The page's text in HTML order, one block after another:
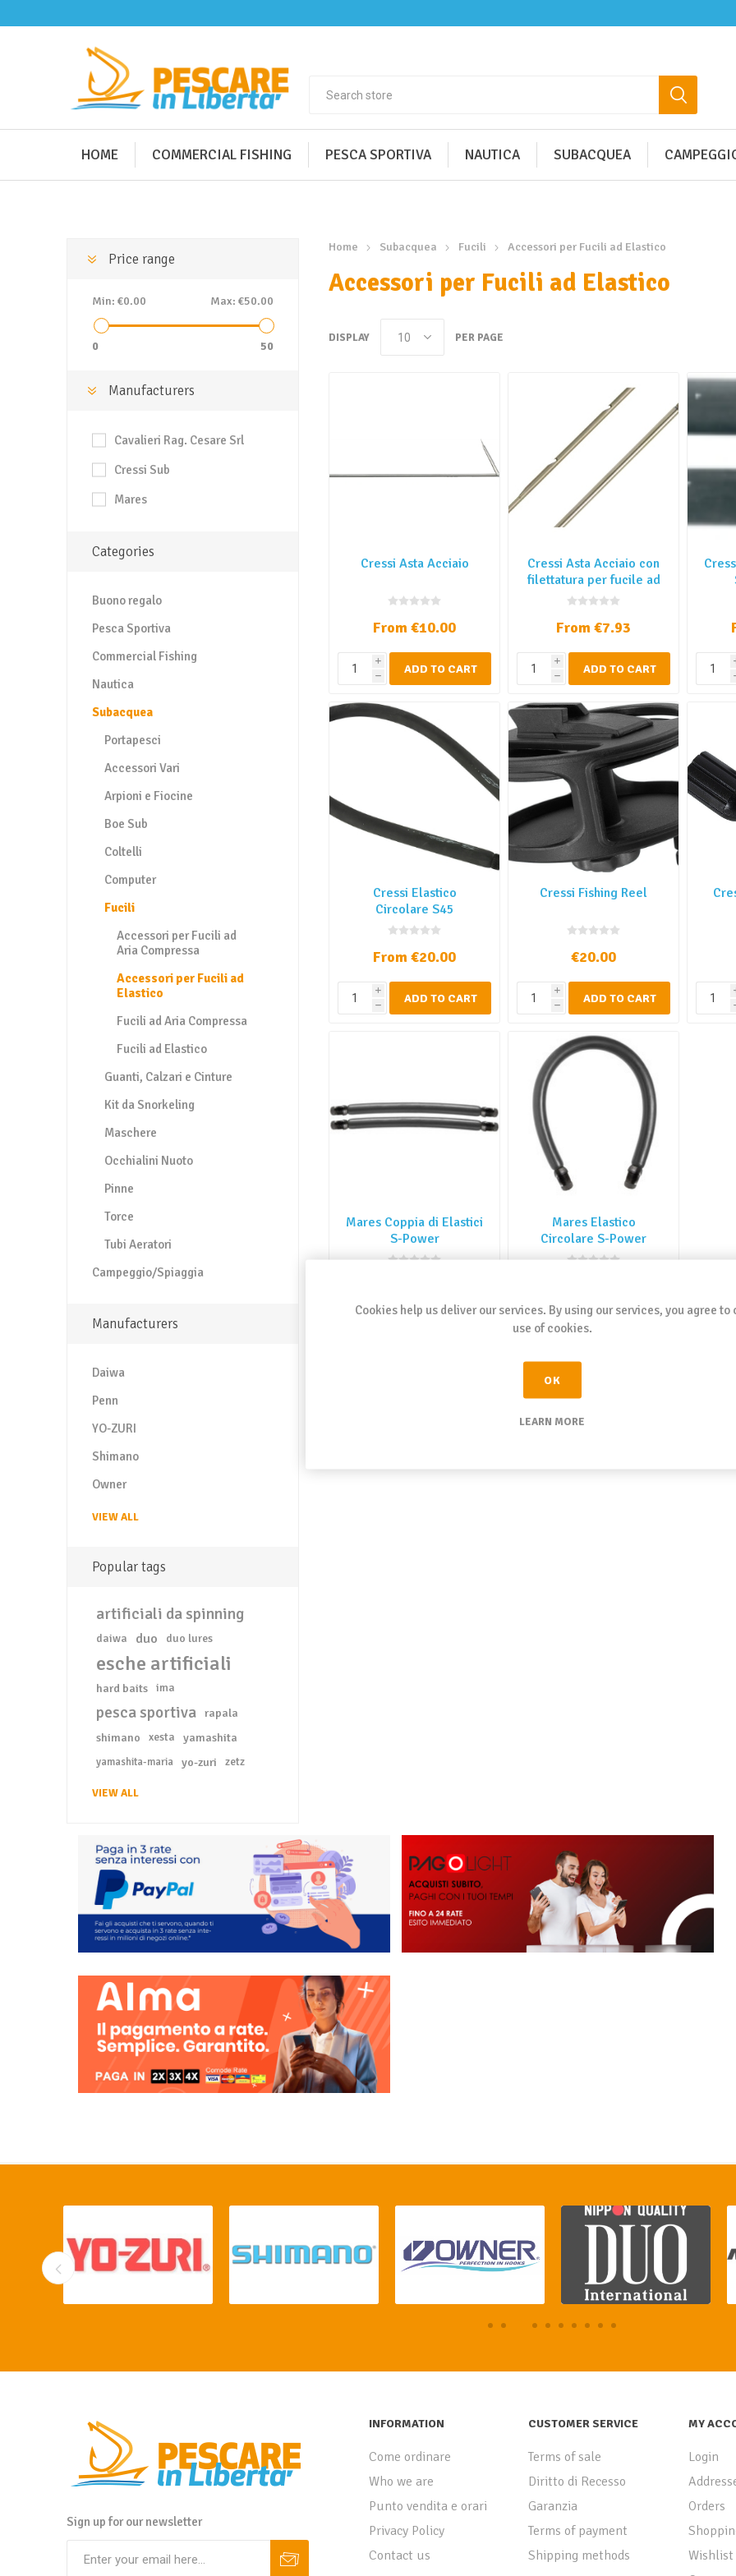
HOME COMMERCIAL FISHING PESCA SPORTIVA NAUTICA SUBACQUEA
Home Subacquea Fucili Accessori per Fucili ad Elastico
Accessori per Fucili ad Elastico
DISPLAY PER PAGE
Cressi Asta Acciaio
From €10.00
i
h ADD TO CART
Cressi Asta Acciaio con
filettatura per fucile ad
elastico
From €7.93
i
h ADD TO CART
Cressi Elastico
Circolare S45
From €20.00
i
h ADD TO CART
Cressi Fishing Reel
€20.00
i
h ADD TO CART
Mares Coppia di Elastici
S-Power
Mares Elastico
Circolare S-Power
ADD TO CART
Price range
Min: €0.00 Max: €50.00
0 50
Manufacturers
Cavalieri Rag. Cesare Srl
Cressi Sub
Mares
Categories
Buono regalo
Pesca Sportiva
Commercial Fishing
Nautica
Subacquea
Portapesci
Accessori Vari
Arpioni e Fiocine
Boe Sub
Coltelli
Computer
Fucili
Accessori per Fucili ad
Aria Compressa
Accessori per Fucili ad
Elastico
Fucili ad Aria Compressa
Fucili ad Elastico
Guanti, Calzari e Cinture
Kit da Snorkeling
Maschere
Occhialini Nuoto
Pinne
Torce
Tubi Aeratori
Campeggio/Spiaggia
Manufacturers
Daiwa
Penn
YO-ZURI
Shimano
Owner
VIEW ALL
Popular tags
artificiali da spinning
daiwa duo duo lures
esche artificiali
hard baits ima
pesca sportiva rapala
shimano
xesta yamashita
yamashita-maria yo-zuri zetz
VIEW ALL
Sign up for our newsletter
INFORMATION
Come ordinare
Who we are
Punto vendita e orari
Privacy Policy
Contact us
CUSTOMER SERVICE
Terms of sale
Diritto di Recesso
Garanzia
Terms of payment
Shipping methods
MY
Login
Orders
Wishlist
Cookies help us deliver our services. By using our services, you agree to
use of cookies.
OK
LEARN MORE